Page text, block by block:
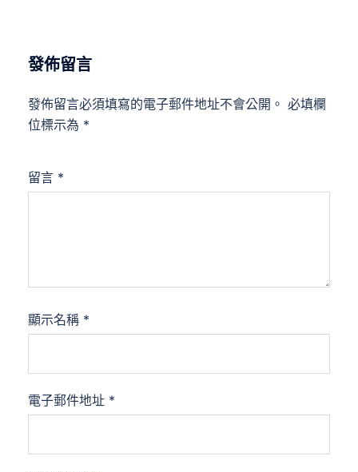
發佈留言
發佈留言必須填寫的電子郵件地址不會公開。 必填欄
位標示為 *
留言 *
顯示名稱 *
電子郵件地址 *